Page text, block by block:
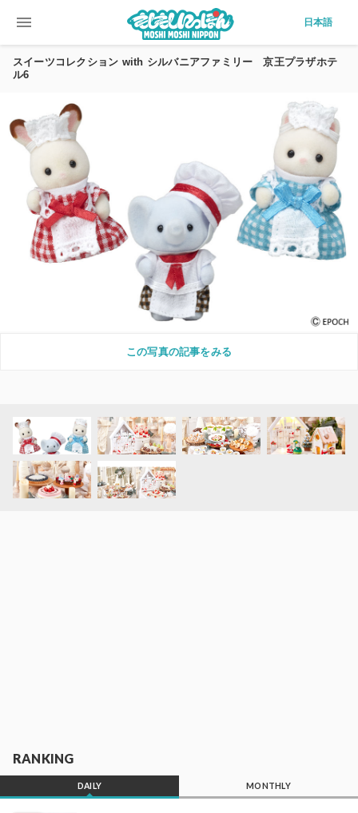
menu 日本語
スイーツコレクション with シルバニアファミリー 京王プラザホテ
ル6
この写真の記事をみる
RANKING
DAILY MONTHLY